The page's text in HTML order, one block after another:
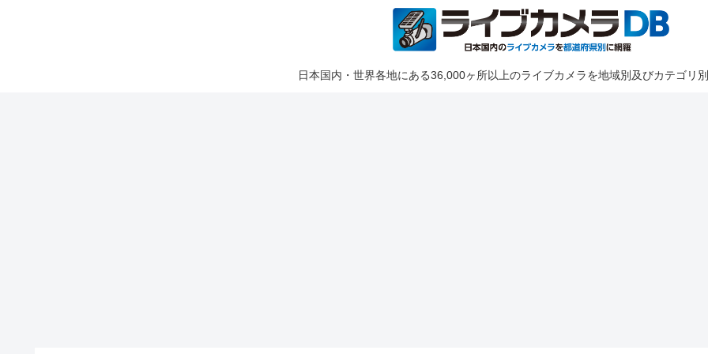
日本国内・世界各地にある36,000ヶ所以上のライブカメラを地域別及びカテゴリ別